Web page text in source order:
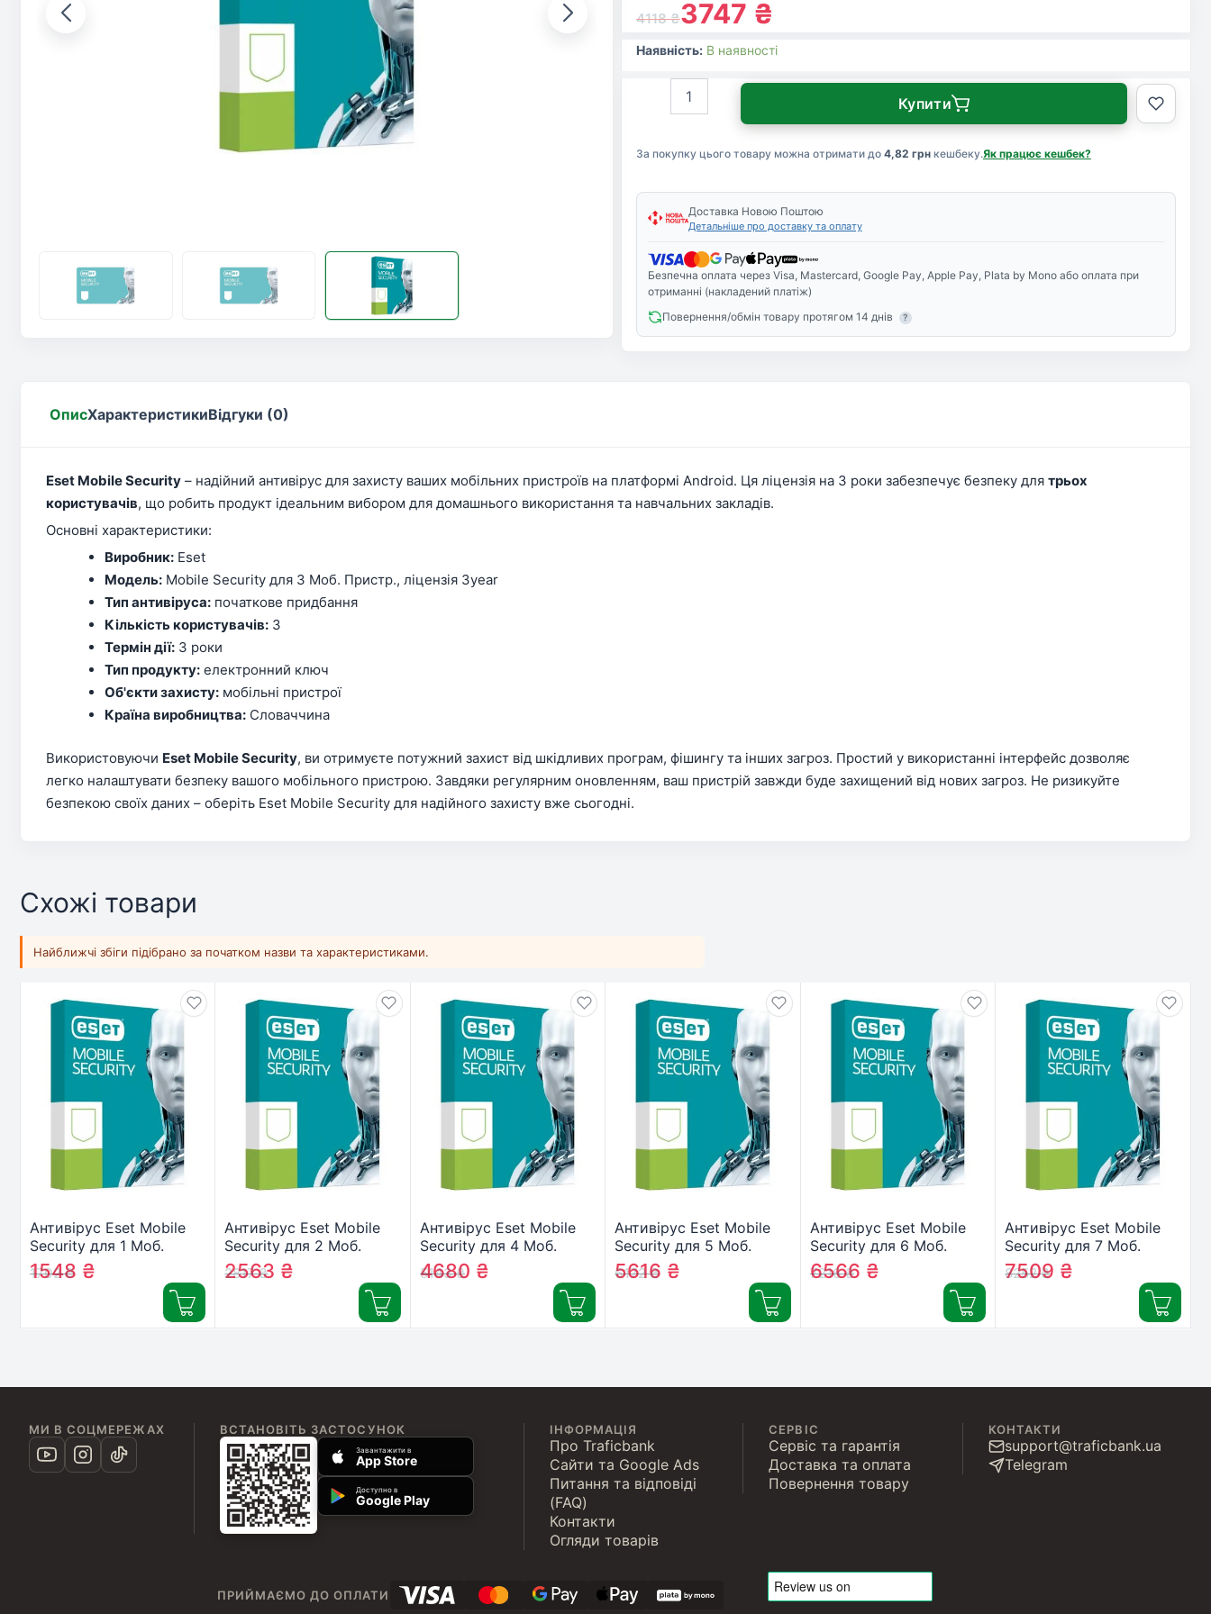
4118₴3747 ₴
Наявність: В наявності
За покупку цього товару можна отримати до 4,82 грнкешбеку.Як працює кешбек?
для
Моб.
Пристр.,
ліцензія
(27_3_3)
кількість
Купити
Доставка Новою Поштою
Детальніше про доставку та оплату
Безпечна оплата через Visa, Mastercard, Google Pay, Apple Pay, Plata by Mono або оплата при
отриманні (накладений платіж)
Повернення/обмін товару протягом 14 днів
?
ОписХарактеристикиВідгуки (0)
Eset Mobile Security – надійний антивірус для захисту ваших мобільних пристроїв на платформі Android. Ця ліцензія на 3 роки забезпечує безпеку для трьох
користувачів, що робить продукт ідеальним вибором для домашнього використання та навчальних закладів.
Основні характеристики:
Виробник: Eset
Модель: Mobile Security для 3 Моб. Пристр., ліцензія 3year
Тип антивіруса: початкове придбання
Кількість користувачів: 3
Термін дії: 3 роки
Тип продукту: електронний ключ
Об'єкти захисту: мобільні пристрої
Країна виробництва: Словаччина
Використовуючи Eset Mobile Security, ви отримуєте потужний захист від шкідливих програм, фішингу та інших загроз. Простий у використанні інтерфейс дозволяє
легко налаштувати безпеку вашого мобільного пристрою. Завдяки регулярним оновленням, ваш пристрій завжди буде захищений від нових загроз. Не ризикуйте
безпекою своїх даних – оберіть Eset Mobile Security для надійного захисту вже сьогодні.
Схожі товари
Найближчі збіги підібрано за початком назви та характеристиками.
Антивірус Eset Mobile
Security для 1 Моб.
Пристр., ліцензія 3year
(27_1_3)
1702₴
1548 ₴
Антивірус Eset Mobile
Security для 2 Моб.
Пристр., ліцензія 3year
(27_2_3)
2817₴
2563 ₴
Антивірус Eset Mobile
Security для 4 Моб.
Пристр., ліцензія 3year
(27_4_3)
5143₴
4680 ₴
Антивірус Eset Mobile
Security для 5 Моб.
Пристр., ліцензія 3year
(27_5_3)
6172₴
5616 ₴
Антивірус Eset Mobile
Security для 6 Моб.
Пристр., ліцензія 3year
(27_6_3)
7216₴
6566 ₴
Антивірус Eset Mobile
Security для 7 Моб.
Пристр., ліцензія 3year
(27_7_3)
8252₴
7509 ₴
МИ В СОЦМЕРЕЖАХ ВСТАНОВІТЬ ЗАСТОСУНОК
Завантажити в
App Store
Доступно в
Google Play
ІНФОРМАЦІЯ
Про Traficbank
Сайти та Google Ads
Питання та відповіді
(FAQ)
Контакти
Огляди товарів
СЕРВІС
Сервіс та гарантія
Доставка та оплата
Повернення товару
КОНТАКТИ
support@traficbank.ua
Telegram
ПРИЙМАЄМО ДО ОПЛАТИ